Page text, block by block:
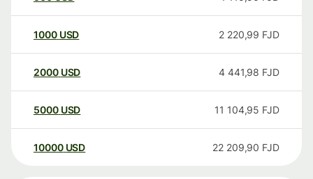
1000 USD 2 220,99 FJD
2000 USD 4 441,98 FJD
5000 USD 11 104,95 FJD
10000 USD 22 209,90 FJD